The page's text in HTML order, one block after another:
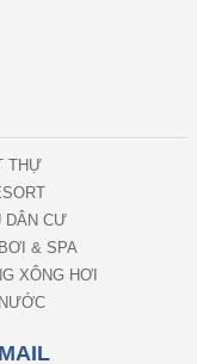
THỰ
DÂN CƯ
& SPA
XÔNG HƠI